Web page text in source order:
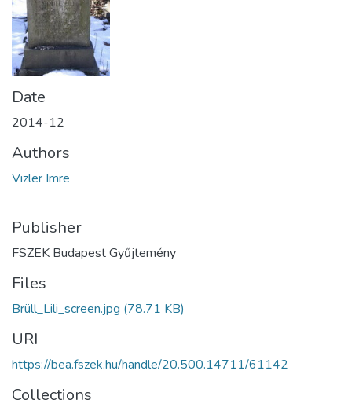
Date
2014-12
Authors
Vizler Imre
Publisher
FSZEK Budapest Gyűjtemény
Files
Brüll_Lili_screen.jpg (78.71 KB)
URI
https://bea.fszek.hu/handle/20.500.14711/61142
Collections